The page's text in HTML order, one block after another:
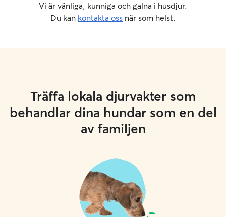
Vi är vänliga, kunniga och galna i husdjur.
Du kan kontakta oss när som helst.
Träffa lokala djurvakter som
behandlar dina hundar som en del
av familjen